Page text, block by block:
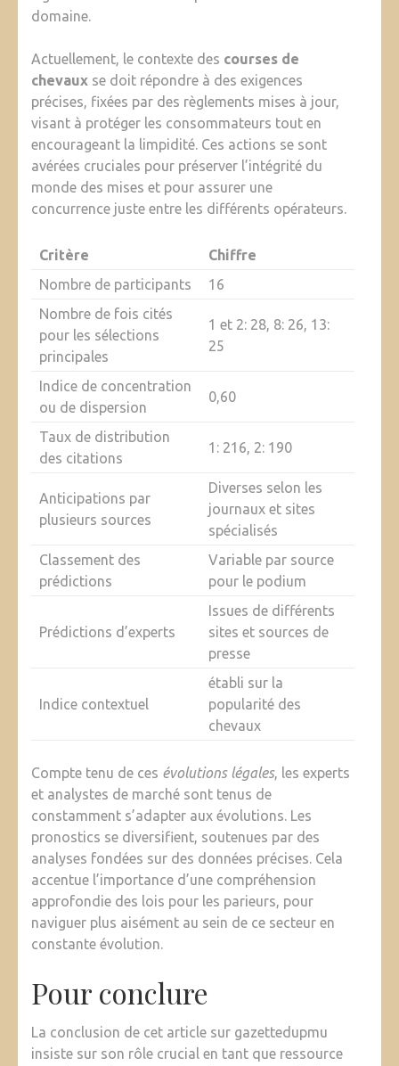
domaine.
Actuellement, le contexte des courses de
chevaux se doit répondre à des exigences
précises, fixées par des règlements mises à jour,
visant à protéger les consommateurs tout en
encourageant la limpidité. Ces actions se sont
avérées cruciales pour préserver l’intégrité du
monde des mises et pour assurer une
concurrence juste entre les différents opérateurs.
Critère
Chiffre
Nombre de participants
16
Nombre de fois cités
pour les sélections
principales
1 et 2: 28, 8: 26, 13:
25
Indice de concentration
ou de dispersion
0,60
Taux de distribution
des citations
1: 216, 2: 190
Anticipations par
plusieurs sources
Diverses selon les
journaux et sites
spécialisés
Classement des
prédictions
Variable par source
pour le podium
Prédictions d’experts
Issues de différents
sites et sources de
presse
Indice contextuel
établi sur la
popularité des
chevaux
Compte tenu de ces évolutions légales, les experts
et analystes de marché sont tenus de
constamment s’adapter aux évolutions. Les
pronostics se diversifient, soutenues par des
analyses fondées sur des données précises. Cela
accentue l’importance d’une compréhension
approfondie des lois pour les parieurs, pour
naviguer plus aisément au sein de ce secteur en
constante évolution.
Pour conclure
La conclusion de cet article sur gazettedupmu
insiste sur son rôle crucial en tant que ressource